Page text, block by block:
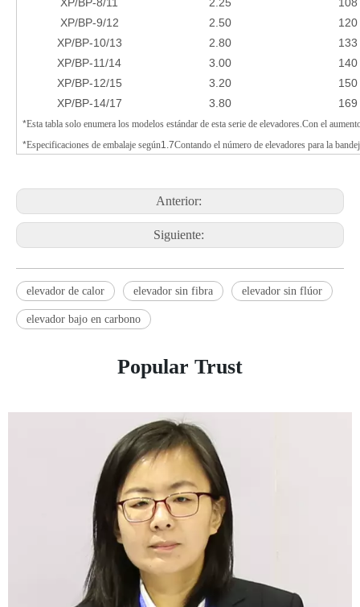
XP/BP-9/12
2.50
120
XP/BP-10/13
2.80
133
XP/BP-11/14
3.00
140
XP/BP-12/15
3.20
150
XP/BP-14/17
3.80 169
*Esta tabla solo enumera los modelos estándar de esta serie de elevadores.Con el
*Especificaciones de embalaje según1.7Contando el número de elevadores para la
Anterior:
Siguiente:
elevador de calor elevador sin fibra elevador sin flúor
elevador bajo en carbono
Popular Trust